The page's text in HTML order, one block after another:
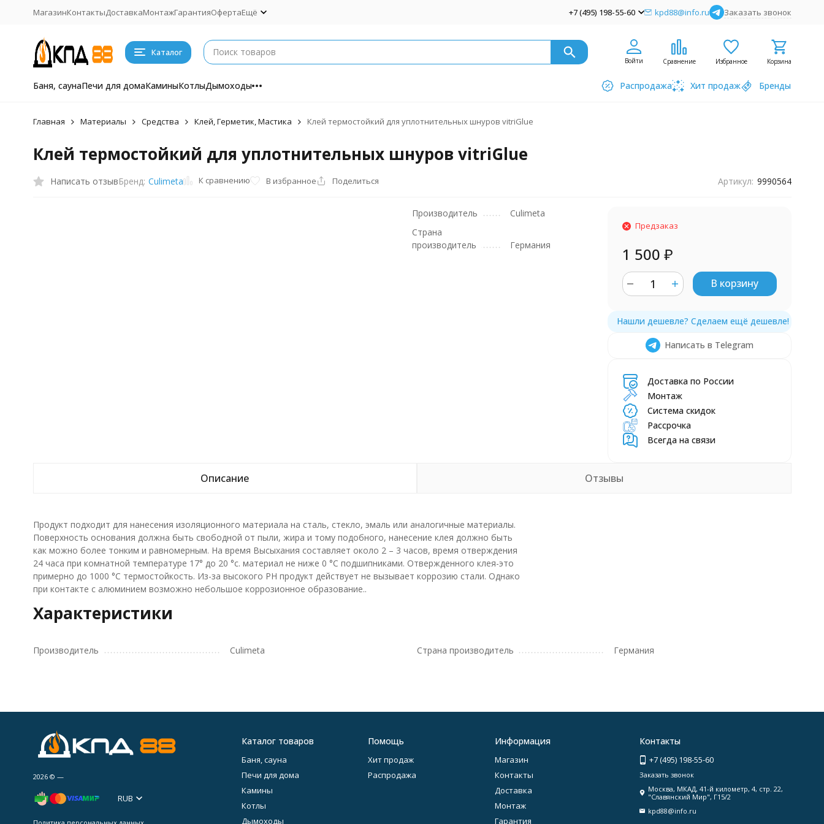
МагазинКонтактыДоставкаМонтажГарантияОфертаЕщё +7 (495) 198-55-60 kpd88@info.ru Заказать звонок
Каталог
Войти Сравнение Избранное Корзина
Баня, саунаПечи для домаКаминыКотлыДымоходы Распродажа Хит продаж Бренды
Главная Материалы Средства Клей, Герметик, Мастика Клей термостойкий для уплотнительных шнуров vitriGlue
Клей термостойкий для уплотнительных шнуров vitriGlue
Написать отзывБренд: Culimeta К сравнению В избранное Поделиться Артикул: 9990564
Производитель
Culimeta
Страна
производитель
Германия
Предзаказ
1 500 ₽
В корзину
Написать в Telegram
Доставка по России
Монтаж
Система скидок
Рассрочка
Всегда на связи
Описание Отзывы
Продукт подходит для нанесения изоляционного материала на сталь, стекло, эмаль или аналогичные материалы.
Поверхность основания должна быть свободной от пыли, жира и тому подобного, нанесение клея должно быть
как можно более тонким и равномерным. На время Высыхания составляет около 2 – 3 часов, время отверждения
24 часа при комнатной температуре 17° до 20 °с. материал не ниже 0 °C подшипниками. Отвержденного клея-это
примерно до 1000 °C термостойкость. Из-за высокого PH продукт действует не вызывает коррозию стали. Однако
при контакте с алюминием возможно небольшое коррозионное образование..
Характеристики
Производитель Culimeta Страна производитель Германия
2026 © —
RUB
Каталог товаров
Баня, сауна
Печи для дома
Камины
Котлы
Дымоходы
Помощь
Хит продаж
Распродажа
Информация
Магазин
Контакты
Доставка
Монтаж
Гарантия
Контакты
+7 (495) 198-55-60
Заказать звонок
Москва, МКАД, 41-й километр, 4, стр. 22,
"Славянский Мир", Г15/2
kpd88@info.ru